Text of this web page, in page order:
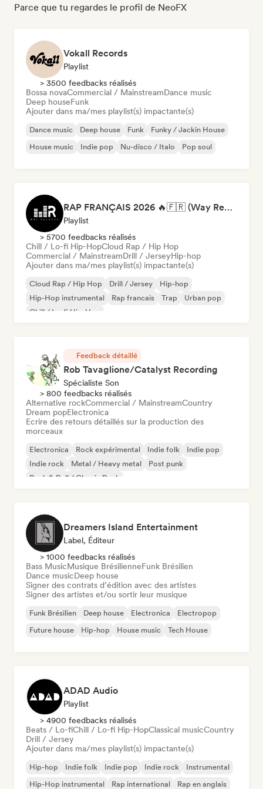
Parce que tu regardes le profil de NeoFX
Vokall Records
Playlist
> 3500 feedbacks réalisés
Bossa novaCommercial / MainstreamDance music
Deep houseFunk
Ajouter dans ma/mes playlist(s) impactante(s)
Dance music Deep house Funk
Funky / Jackin House
House music
Indie pop Nu-disco / Italo Pop soul
RAP FRANÇAIS 2026 🔥🇫🇷 (Way Records)
Playlist
> 5700 feedbacks réalisés
Chill / Lo-fi Hip-HopCloud Rap / Hip Hop
Commercial / MainstreamDrill / JerseyHip-hop
Ajouter dans ma/mes playlist(s) impactante(s)
Cloud Rap / Hip Hop Drill / Jersey
Hip-hop
Hip-Hop instrumental
Rap francais Trap
Urban pop
Chill / Lo-fi Hip-Hop
Feedback détaillé
Rob Tavaglione/Catalyst Recording
Spécialiste Son
> 800 feedbacks réalisés
Alternative rockCommercial / MainstreamCountry
Dream popElectronica
Ecrire des retours détaillés sur la production des
morceaux
Electronica Rock expérimental Indie folk
Indie pop
Indie rock
Metal / Heavy metal
Post punk
Rock & Roll / Classic Rock
Dreamers Island Entertainment
Label, Éditeur
> 1000 feedbacks réalisés
Bass MusicMusique BrésilienneFunk Brésilien
Dance musicDeep house
Signer des contrats d’édition avec des artistes
Signer des artistes et/ou sortir leur musique
Funk Brésilien Deep house Electronica
Electropop
Future house
Hip-hop House music Tech House
ADAD Audio
Playlist
> 4900 feedbacks réalisés
Beats / Lo-fiChill / Lo-fi Hip-HopClassical musicCountry
Drill / Jersey
Ajouter dans ma/mes playlist(s) impactante(s)
Hip-hop Indie folk Indie pop Indie rock
Instrumental
Hip-Hop instrumental
Rap international Rap en anglais